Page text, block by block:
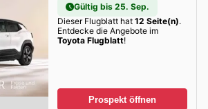
Gültig bis 25. Sep.
Dieser Flugblatt hat 12 Seite(n).
Entdecke die Angebote im
Toyota Flugblatt!
Prospekt öffnen